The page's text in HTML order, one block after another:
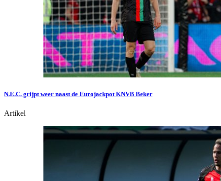
N.E.C. grijpt weer naast de Eurojackpot KNVB Beker
Artikel